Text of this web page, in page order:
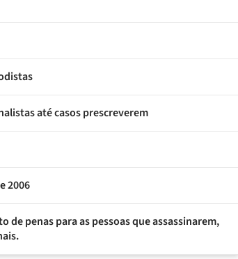
até casos prescreverem
2006
de penas para as pessoas que assassinarem,